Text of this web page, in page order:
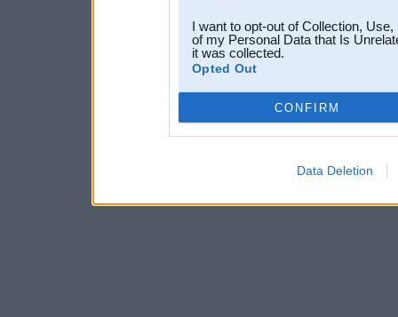
I want to opt-out of Collection,
of my Personal Data that Is
it was collected.
Opted Out
CONFIRM
Data Deletion